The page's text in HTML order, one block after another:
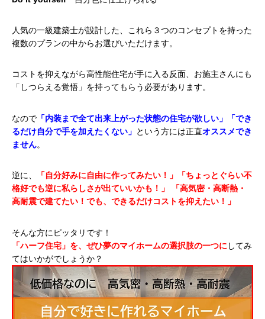
人気の一級建築士が設計した、
これら３つのコンセプトを持った
複数のプランの中からお選びいただけます。
コストを抑えながら高性能住宅が手に入る反面、お施主さんにも
「しつらえる覚悟」を持ってもらう必要があります。
なので 「内装まで全て出来上がった状態の住宅が欲しい」「でき
るだけ自分で手を加えたくない」 という方には正直オススメでき
ません。
逆に、
「自分好みに自由に作ってみたい！」「ちょっとぐらい不
格好でも逆に私らしさが出ていいかも！」
「高気密・高断熱・
高耐震で建てたい！でも、できるだけコストを抑えたい！」
そんな方にピッタリです！
「ハーフ住宅」を、ぜひ夢のマイホームの選択肢の一つに してみ
てはいかがでしょうか？